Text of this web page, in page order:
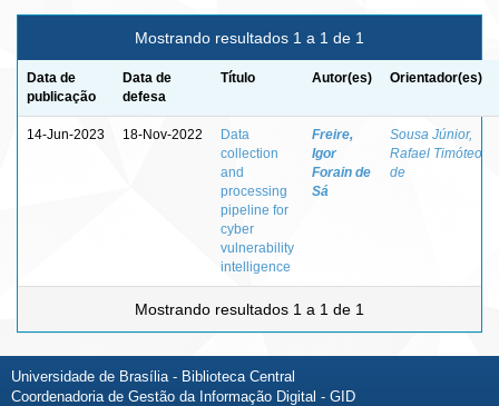
Mostrando resultados 1 a 1 de 1
Data de
publicação
Data de
defesa
Título Autor(es) Orientador(es)
14-Jun-2023 18-Nov-2022
Data
collection
and
processing
pipeline for
cyber
vulnerability
intelligence
Freire,
Igor
Forain de
Sá
Sousa Júnior,
Rafael Timóteo
de
Mostrando resultados 1 a 1 de 1
Universidade de Brasília - Biblioteca Central
Coordenadoria de Gestão da Informação Digital - GID